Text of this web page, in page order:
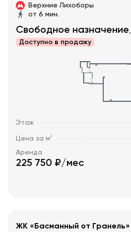
Верхние Лихоборы
от 6 мин.
Свободное назначение,
Доступно в продажу
Этаж
Цена за м2
Аренда
225 750 ₽/мес
ЖК «Басманный от Гранель»